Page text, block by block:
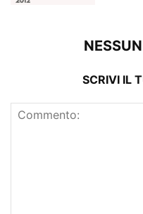
SCRIVI IL